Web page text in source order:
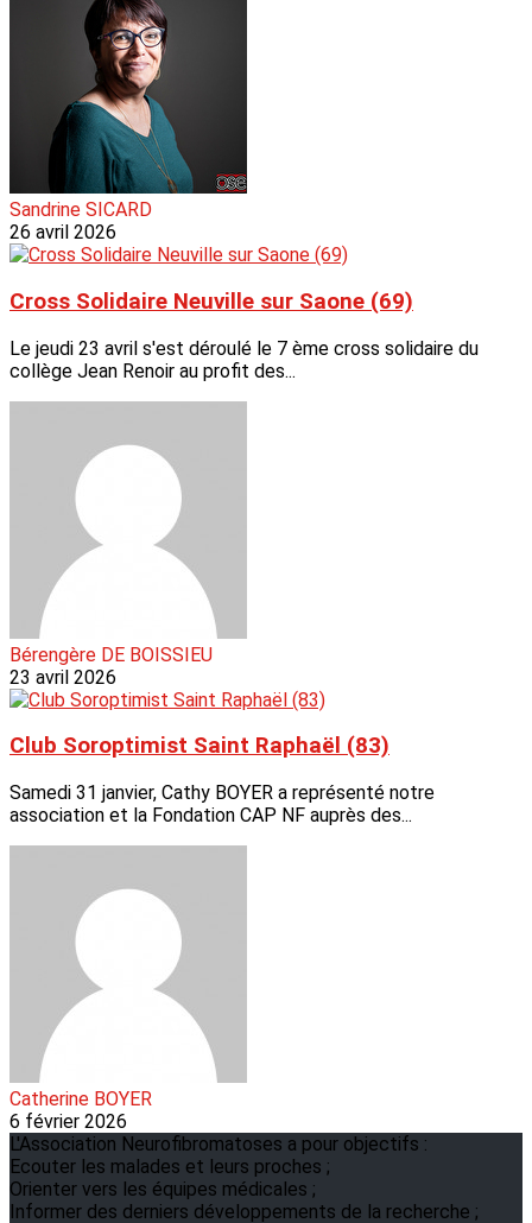
Sandrine SICARD
26 avril 2026
Cross Solidaire Neuville sur Saone (69)
Le jeudi 23 avril s'est déroulé le 7 ème cross solidaire du
collège Jean Renoir au profit des...
Bérengère DE BOISSIEU
23 avril 2026
Club Soroptimist Saint Raphaël (83)
Samedi 31 janvier, Cathy BOYER a représenté notre
association et la Fondation CAP NF auprès des...
Catherine BOYER
6 février 2026
L'Association Neurofibromatoses a pour objectifs :
Ecouter les malades et leurs proches ;
Orienter vers les équipes médicales ;
Informer des derniers développements de la recherche ;